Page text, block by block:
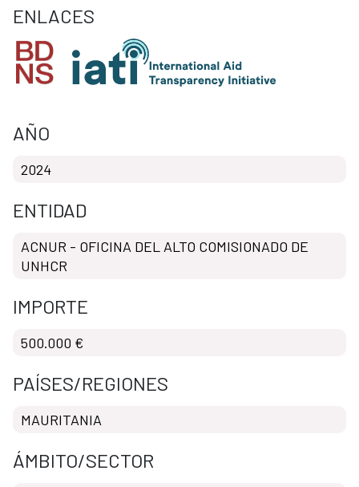
ENLACES
AÑO
2024
ENTIDAD
ACNUR - OFICINA DEL ALTO COMISIONADO DE
UNHCR
IMPORTE
500.000 €
PAÍSES/REGIONES
MAURITANIA
ÁMBITO/SECTOR